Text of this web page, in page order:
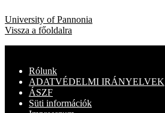
Bejegyzés
navigáció
Previous
post:
University of Pannonia
Vissza a főoldalra
Rólunk
ADATVÉDELMI IRÁNYELVEK
ÁSZF
Süti információk